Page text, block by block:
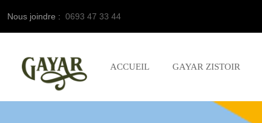
Nous joindre : 0693 47 33 44
ACCUEIL GAYAR ZISTOIR